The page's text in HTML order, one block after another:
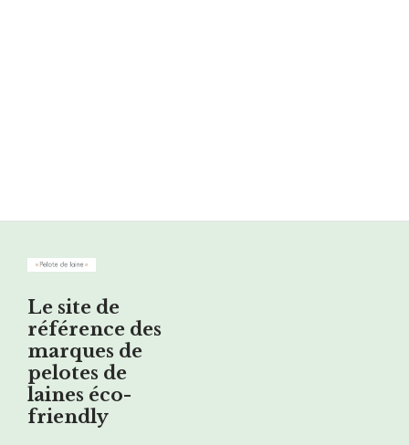
Le site de
référence des
marques de
pelotes de
laines éco-
friendly